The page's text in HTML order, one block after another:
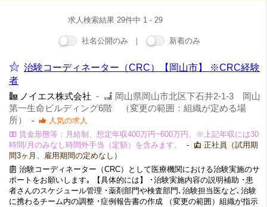
求人検索結果 29件中 1 - 29
社名公開のみ ｜ 新着のみ
治験コーディネーター（CRC）【岡山市】 ※CRC経験
者
ノイエス株式会社 -
岡山県岡山市北区下石井2-1-3 岡山
第一生命ビルディング6階 （変更の範囲：組織が定める場
所）
-
人気の求人
賃金形態等：月給制、想定年収400万円~600万円、※上記年収には30
時間/月のみなし時間外手当（定額）を含みます。
-
正社員（試用期
間3ヶ月、雇用期間の定めなし）
治験コーディネーター（CRC）として医療機関における治験実施のサ
ポートをお願いします｡ 【具体的には】 ･治験実施内容の説明補助 ･患
者さんのスケジュール管理 ･薬剤部門や検査部門､治験担当医など､治験
に携わるチーム内の調整 ･症例報告書の作成 （変更の範囲）組織が指示